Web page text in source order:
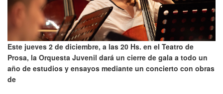
Este jueves 2 de diciembre, a las 20 Hs. en el Teatro de
Prosa, la Orquesta Juvenil dará un cierre de gala a todo un
año de estudios y ensayos mediante un concierto con obras
de